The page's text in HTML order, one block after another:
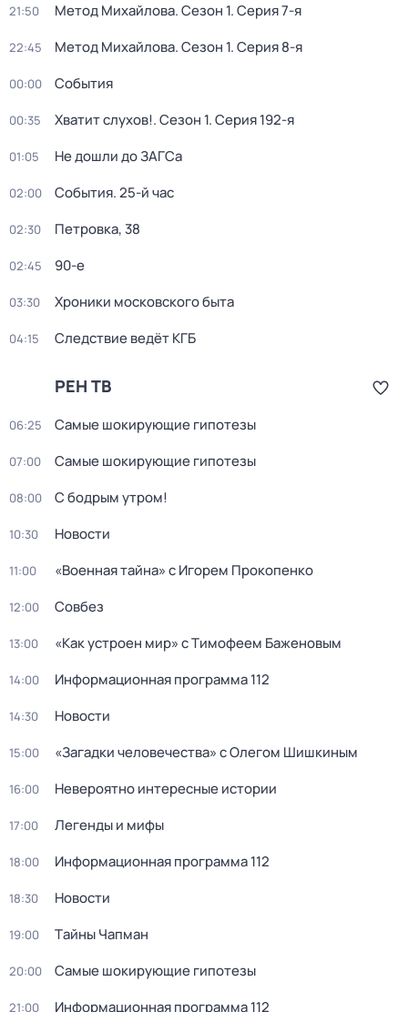
21:50 Метод Михайлова. Сезон 1. Серия 7-я
22:45 Метод Михайлова. Сезон 1. Серия 8-я
00:00 События
00:35 Хватит слухов!. Сезон 1. Серия 192-я
01:05 Не дошли до ЗАГСа
02:00 События. 25-й час
02:30 Петровка, 38
02:45 90-е
03:30 Хроники московского быта
04:15 Следствие ведёт КГБ
РЕН ТВ
06:25 Самые шoкиpующие гипотезы
07:00 Самые шoкиpующие гипотезы
08:00 С бодрым утром!
10:30 Новости
11:00 «Военная тайна» с Игорем Прокопенко
12:00 Совбез
13:00 «Как устроен мир» с Тимофеем Баженовым
14:00 Информационная программа 112
14:30 Новости
15:00 «Загадки человечества» с Олегом Шишкиным
16:00 Невероятно интересные истории
17:00 Легенды и мифы
18:00 Информационная программа 112
18:30 Новости
19:00 Тaйны Чапман
20:00 Самые шoкиpующие гипотезы
21:00 Информационная программа 112